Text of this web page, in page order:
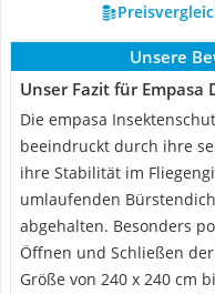
Unsere
Unser Fazit für Empasa
Die empasa
beeindruckt durch ihre
ihre Stabilität im
umlaufenden
abgehalten. Besonders
Öffnen und Schließen
Größe von 240 x 240 cm